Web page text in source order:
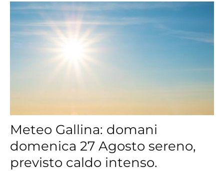
Meteo Gallina: domani
domenica 27 Agosto sereno,
previsto caldo intenso.